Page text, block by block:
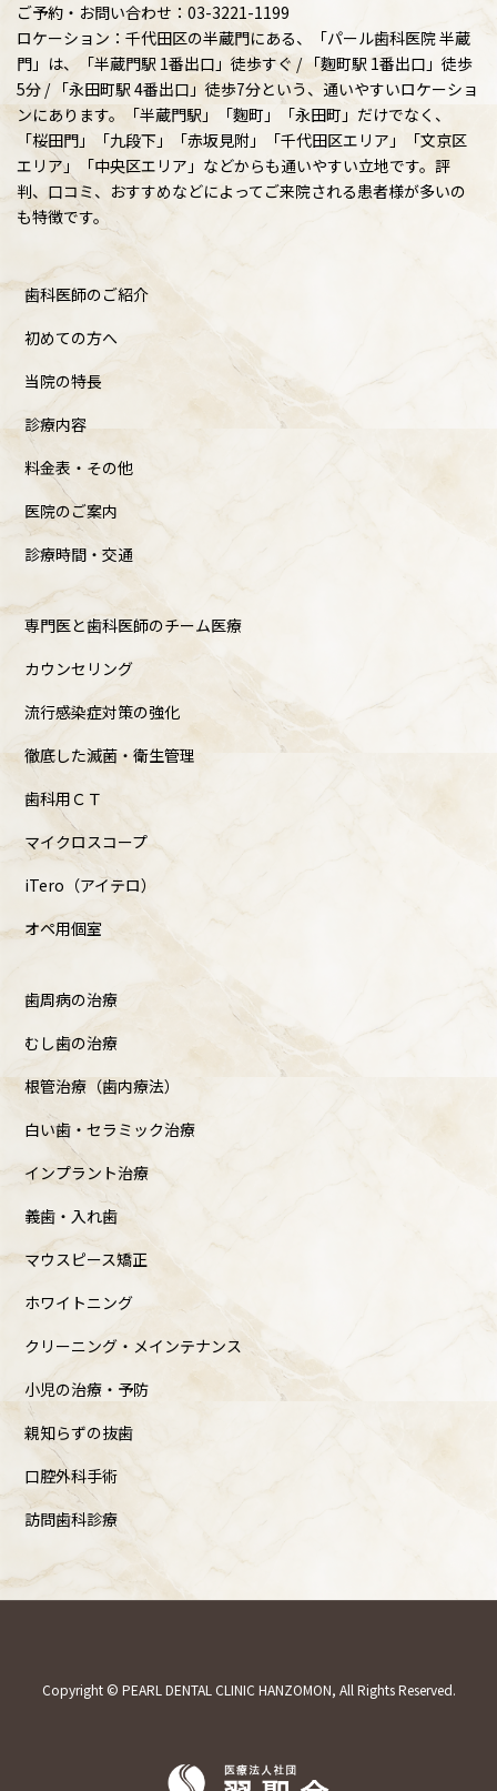
ご予約・お問い合わせ：03-3221-1199
ロケーション：千代田区の半蔵門にある、「パール歯科医院 半蔵
門」は、「半蔵門駅 1番出口」徒歩すぐ / 「麴町駅 1番出口」徒歩
5分 / 「永田町駅 4番出口」徒歩7分という、通いやすいロケーショ
ンにあります。「半蔵門駅」「麴町」「永田町」だけでなく、
「桜田門」「九段下」「赤坂見附」「千代田区エリア」「文京区
エリア」「中央区エリア」などからも通いやすい立地です。評
判、口コミ、おすすめなどによってご来院される患者様が多いの
も特徴です。
歯科医師のご紹介
初めての方へ
当院の特長
診療内容
料金表・その他
医院のご案内
診療時間・交通
専門医と歯科医師のチーム医療
カウンセリング
流行感染症対策の強化
徹底した滅菌・衛生管理
歯科用ＣＴ
マイクロスコープ
iTero（アイテロ）
オペ用個室
歯周病の治療
むし歯の治療
根管治療（歯内療法）
白い歯・セラミック治療
インプラント治療
義歯・入れ歯
マウスピース矯正
ホワイトニング
クリーニング・メインテナンス
小児の治療・予防
親知らずの抜歯
口腔外科手術
訪問歯科診療
Copyright © PEARL DENTAL CLINIC HANZOMON, All Rights Reserved.